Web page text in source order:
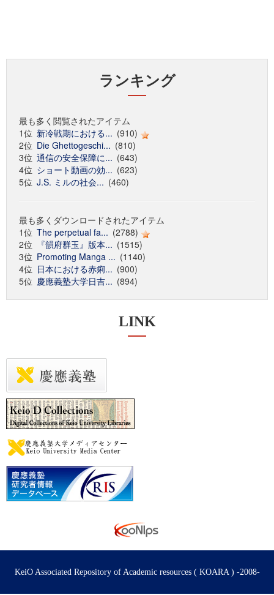
ランキング
最も多く閲覧されたアイテム
1位 新冷戦期における... (910)
2位 Die Ghettogeschi... (810)
3位 通信の安全保障に... (643)
4位 ショート動画の効... (623)
5位 J.S. ミルの社会... (460)
最も多くダウンロードされたアイテム
1位 The perpetual fa... (2788)
2位
『韻府群玉』版本... (1515)
3位 Promoting Manga ... (1140)
4位 日本における赤痢... (900)
5位 慶應義塾大学日吉... (894)
LINK
KeiO Associated Repository of Academic resources ( KOARA ) -2008-